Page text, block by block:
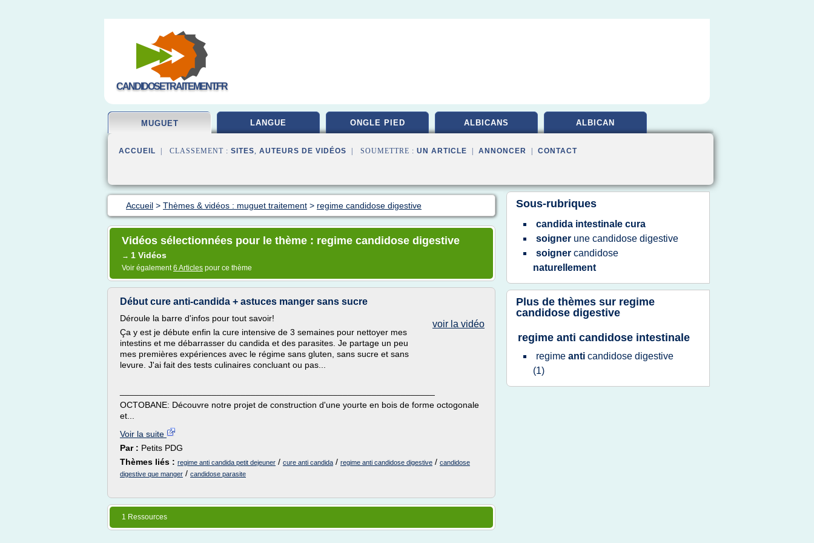
CANDIDOSETRAITEMENT.FR
MUGUET LANGUE ONGLE PIED ALBICANS ALBICAN
ACCUEIL | CLASSEMENT : SITES, AUTEURS DE VIDÉOS | SOUMETTRE : UN ARTICLE ANNONCER CONTACT
Accueil > Thèmes & vidéos : muguet traitement > regime candidose digestive
Vidéos sélectionnées pour le thème : regime candidose digestive
→ 1 Vidéos
Voir également6 Articles pour ce thème
Début cure anti-candida + astuces manger sans sucre
voir la vidéo
Déroule la barre d'infos pour tout savoir!
Ça y est je débute enfin la cure intensive de 3 semaines pour nettoyer mes
intestins et me débarrasser du candida et des parasites. Je partage un peu
mes premières expériences avec le régime sans gluten, sans sucre et sans
levure. J'ai fait des tests culinaires concluant ou pas...
OCTOBANE: Découvre notre projet de construction d'une yourte en bois de forme octogonale
et...
Voir la suite
Par : Petits PDG
Thèmes liés : regime anti candida petit dejeuner / cure anti candida / regime anti candidose digestive / candidose
digestive que manger / candidose parasite
1 Ressources
Sous-rubriques
candida intestinale cura
soigner une candidose digestive
soigner candidose
naturellement
Plus de thèmes sur regime
candidose digestive
regime anti candidose intestinale
regime anti candidose digestive
(1)